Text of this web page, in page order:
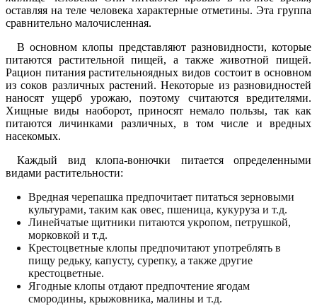
оставляя на теле человека характерные отметины. Эта группа
сравнительно малочисленная.
В основном клопы представляют разновидности, которые
питаются растительной пищей, а также животной пищей.
Рацион питания растительноядных видов состоит в основном
из соков различных растений. Некоторые из разновидностей
наносят ущерб урожаю, поэтому считаются вредителями.
Хищные виды наоборот, приносят немало пользы, так как
питаются личинками различных, в том числе и вредных
насекомых.
Каждый вид клопа-вонючки питается определенными
видами растительности:
Вредная черепашка предпочитает питаться зерновыми
культурами, таким как овес, пшеница, кукуруза и т.д.
Линейчатые щитники питаются укропом, петрушкой,
морковкой и т.д.
Крестоцветные клопы предпочитают употреблять в
пищу редьку, капусту, сурепку, а также другие
крестоцветные.
Ягодные клопы отдают предпочтение ягодам
смородины, крыжовника, малины и т.д.